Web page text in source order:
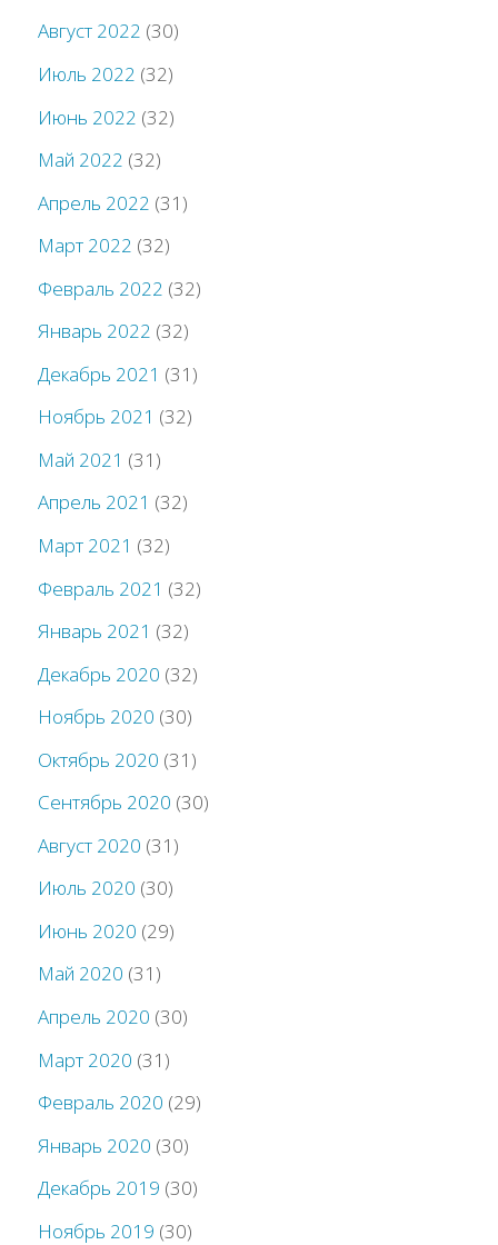
Август 2022 (30)
Июль 2022 (32)
Июнь 2022 (32)
Май 2022 (32)
Апрель 2022 (31)
Март 2022 (32)
Февраль 2022 (32)
Январь 2022 (32)
Декабрь 2021 (31)
Ноябрь 2021 (32)
Май 2021 (31)
Апрель 2021 (32)
Март 2021 (32)
Февраль 2021 (32)
Январь 2021 (32)
Декабрь 2020 (32)
Ноябрь 2020 (30)
Октябрь 2020 (31)
Сентябрь 2020 (30)
Август 2020 (31)
Июль 2020 (30)
Июнь 2020 (29)
Май 2020 (31)
Апрель 2020 (30)
Март 2020 (31)
Февраль 2020 (29)
Январь 2020 (30)
Декабрь 2019 (30)
Ноябрь 2019 (30)